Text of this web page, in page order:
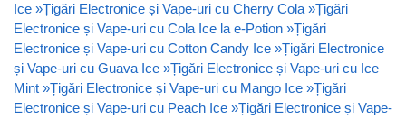
Ice »Țigări Electronice și Vape-uri cu Cherry Cola »Țigări
Electronice și Vape-uri cu Cola Ice la e-Potion »Țigări
Electronice și Vape-uri cu Cotton Candy Ice »Țigări Electronice
și Vape-uri cu Guava Ice »Țigări Electronice și Vape-uri cu Ice
Mint »Țigări Electronice și Vape-uri cu Mango Ice »Țigări
Electronice și Vape-uri cu Peach Ice »Țigări Electronice și Vape-